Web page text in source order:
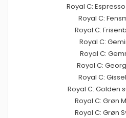
Royal C:
Royal C:
Royal C:
Royal C:
Royal C:
Royal C:
Royal C:
Royal C: Golden
Royal C: Grøn
Royal C: Grøn